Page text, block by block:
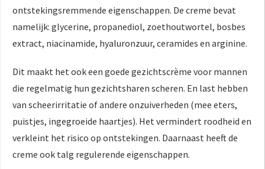
ontstekingsremmende eigenschappen. De creme bevat
namelijk: glycerine, propanediol, zoethoutwortel, bosbes
extract, niacinamide, hyaluronzuur, ceramides en arginine.
Dit maakt het ook een goede gezichtscrème voor mannen
die regelmatig hun gezichtsharen scheren. En last hebben
van scheerirritatie of andere onzuiverheden (mee eters,
puistjes, ingegroeide haartjes). Het vermindert roodheid en
verkleint het risico op ontstekingen. Daarnaast heeft de
creme ook talg regulerende eigenschappen.